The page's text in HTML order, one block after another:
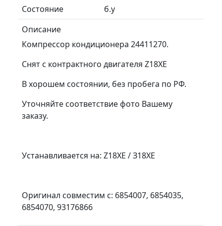
Состояние
б.у
Описание
Компрессор кондиционера 24411270.
Снят с контрактного двигателя Z18XE
В хорошем состоянии, без пробега по РФ.
Уточняйте соответствие фото Вашему
заказу.
Устанавливается на: Z18XE / З18ХЕ
Оригинал совместим с: 6854007, 6854035,
6854070, 93176866